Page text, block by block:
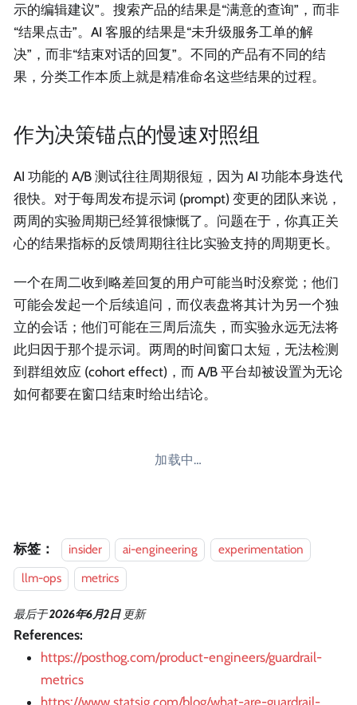
示的编辑建议”。搜索产品的结果是“满意的查询”，而非
“结果点击”。AI 客服的结果是“未升级服务工单的解
决”，而非“结束对话的回复”。不同的产品有不同的结
果，分类工作本质上就是精准命名这些结果的过程。
作为决策锚点的慢速对照组
AI 功能的 A/B 测试往往周期很短，因为 AI 功能本身迭代
很快。对于每周发布提示词 (prompt) 变更的团队来说，
两周的实验周期已经算很慷慨了。问题在于，你真正关
心的结果指标的反馈周期往往比实验支持的周期更长。
一个在周二收到略差回复的用户可能当时没察觉；他们
可能会发起一个后续追问，而仪表盘将其计为另一个独
立的会话；他们可能在三周后流失，而实验永远无法将
此归因于那个提示词。两周的时间窗口太短，无法检测
到群组效应 (cohort effect)，而 A/B 平台却被设置为无论
如何都要在窗口结束时给出结论。
加载中…
标签： insider ai-engineering
experimentation
llm-ops
metrics
最后于2026年6月2日 更新
References:
https://posthog.com/product-engineers/guardrail-
metrics